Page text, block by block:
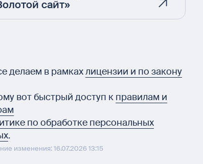
сайт»
делаем в рамкахлицензии и по закону
вот быстрый доступ к правилам и
по обработке персональных
.
изменения: 16.07.2026 13:15